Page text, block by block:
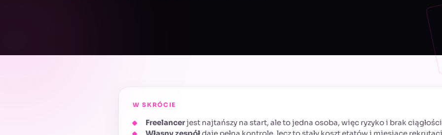
W SKRÓCIE
Freelancerjest najtańszy na start, ale to jedna osoba, więc ryzyko i brak